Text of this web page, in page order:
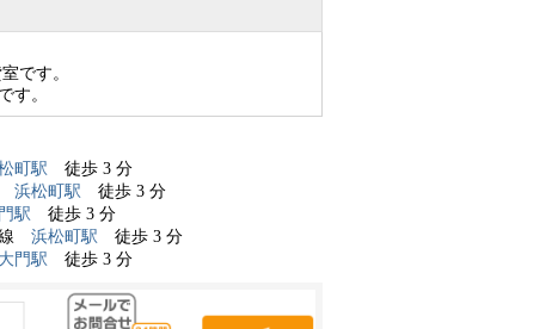
です。
す。
町駅 徒歩 3 分
浜松町駅 徒歩 3 分
駅 徒歩 3 分
線 浜松町駅 徒歩 3 分
大門駅 徒歩 3 分